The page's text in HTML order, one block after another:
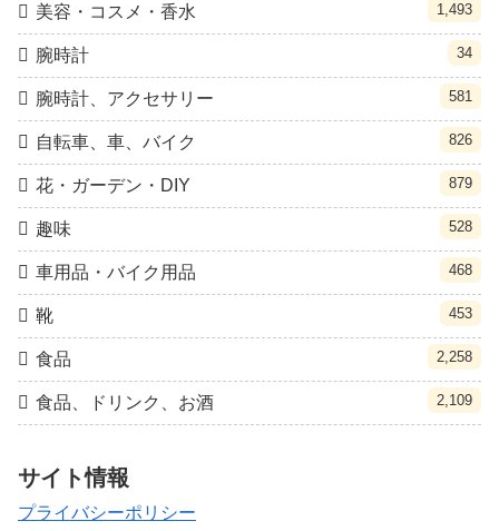
美容・コスメ・香水 1,493
腕時計 34
腕時計、アクセサリー 581
自転車、車、バイク 826
花・ガーデン・DIY 879
趣味 528
車用品・バイク用品 468
靴 453
食品 2,258
食品、ドリンク、お酒 2,109
サイト情報
プライバシーポリシー